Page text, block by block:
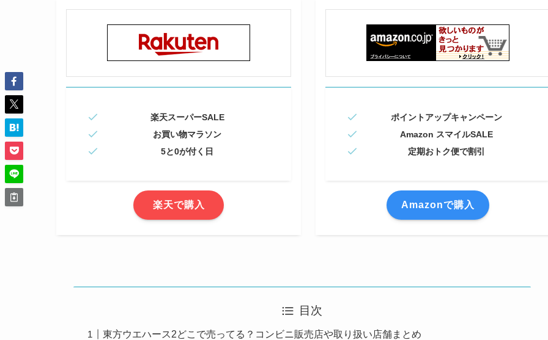
楽天スーパーSALE
お買い物マラソン
5と0が付く日
楽天で購入
ポイントアップキャンペーン
Amazon スマイルSALE
定期おトク便で割引
Amazonで購入
目次
東方ウエハース2どこで売ってる？コンビニ販売店や取り扱い店舗まとめ